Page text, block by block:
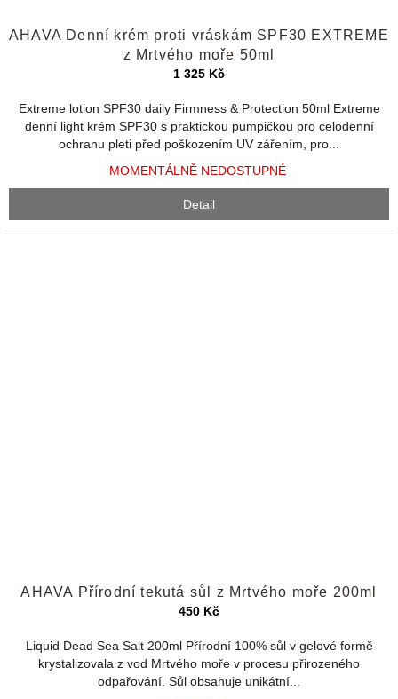
hodnocení
produktu
je
z
5
hvězdiček.
AHAVA Denní krém proti vráskám SPF30 EXTREME
z Mrtvého moře 50ml
1 325 Kč
Extreme lotion SPF30 daily Firmness & Protection 50ml Extreme
denní light krém SPF30 s praktickou pumpičkou pro celodenní
ochranu pleti před poškozením UV zářením, pro...
MOMENTÁLNĚ NEDOSTUPNÉ
Detail
hodnocení
produktu
4,2
z
5
AHAVA Přírodní tekutá sůl z Mrtvého moře 200ml
450 Kč
Liquid Dead Sea Salt 200ml Přírodní 100% sůl v gelové formě
krystalizovala z vod Mrtvého moře v procesu přirozeného
odpařování. Sůl obsahuje unikátní...